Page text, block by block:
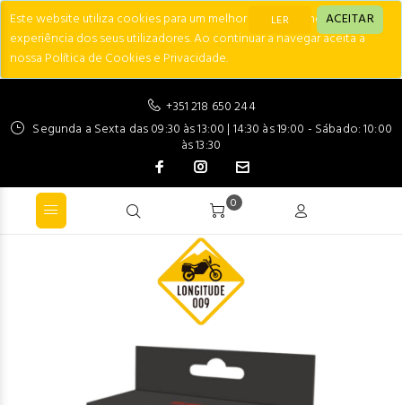
Este website utiliza cookies para um melhor desempenho e
experiência dos seus utilizadores. Ao continuar a navegar aceita a
nossa Política de Cookies e Privacidade.
LER ACEITAR
+351 218 650 244
Segunda a Sexta das 09:30 às 13:00 | 14:30 às 19:00 - Sábado: 10:00
às 13:30
0